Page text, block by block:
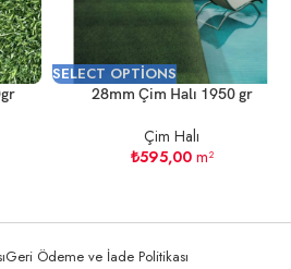
SELECT OPTIONS
28mm Çim Halı 1950 gr
Çim Halı
₺595,00m²
Geri Ödeme ve İade Politikası